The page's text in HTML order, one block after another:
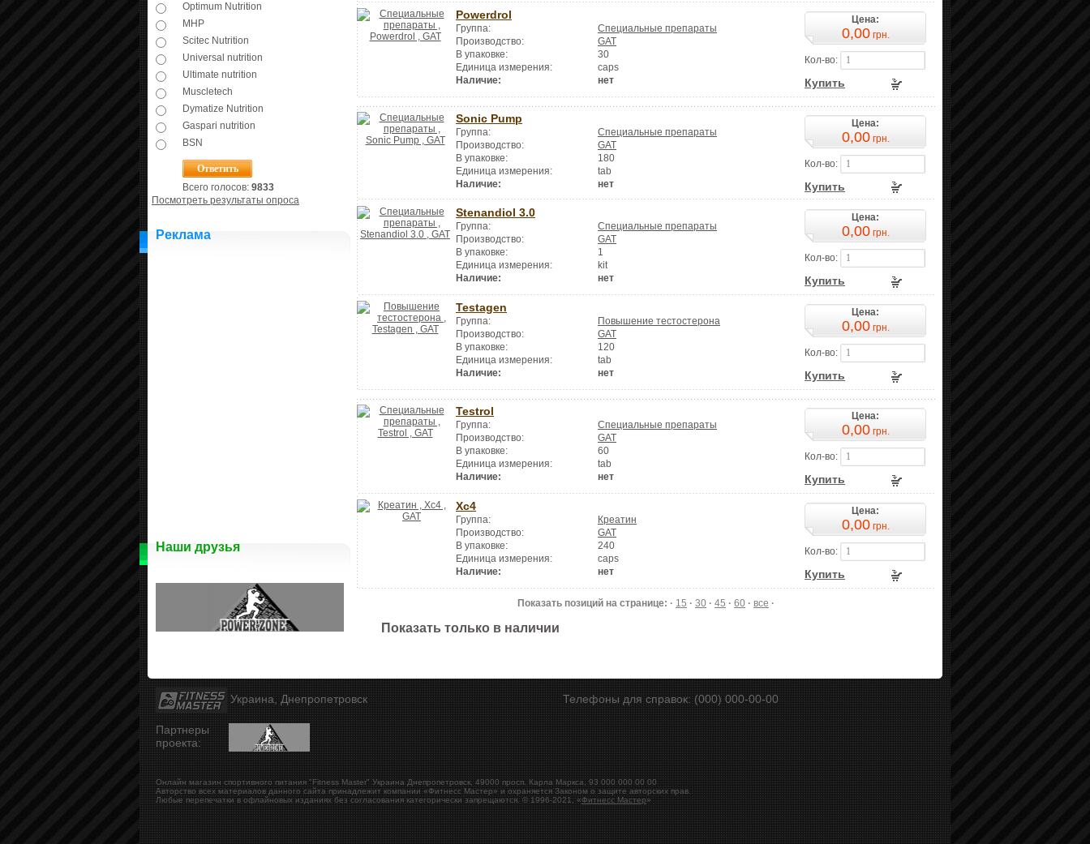
Optimum Nutrition
MHP
Scitec Nutrition
Universal nutrition
Ultimate nutrition
Muscletech
Dymatize Nutrition
Gaspari nutrition
BSN
Всего голосов: 9833
Посмотреть результаты опроса
Реклама
Наши друзья
Powerdrol
Группа:
Специальные препараты
Производство:
GAT
В упаковке:
30
Единица измерения:
caps
Наличие:
нет
Цена:
0,00грн.
Кол-во:
Купить
Sonic Pump
Группа:
Специальные препараты
Производство:
GAT
В упаковке:
180
Единица измерения:
tab
Наличие:
нет
Цена:
0,00грн.
Кол-во:
Купить
Stenandiol 3.0
Группа:
Специальные препараты
Производство:
GAT
В упаковке:
1
Единица измерения:
kit
Наличие:
нет
Цена:
0,00грн.
Кол-во:
Купить
Testagen
Группа:
Повышение тестостерона
Производство:
GAT
В упаковке:
120
Единица измерения:
tab
Наличие:
нет
Цена:
0,00грн.
Кол-во:
Купить
Testrol
Группа:
Специальные препараты
Производство:
GAT
В упаковке:
60
Единица измерения:
tab
Наличие:
нет
Цена:
0,00грн.
Кол-во:
Купить
Xc4
Группа:
Креатин
Производство:
GAT
В упаковке:
240
Единица измерения:
caps
Наличие:
нет
Цена:
0,00грн.
Кол-во:
Купить
Показать позиций на странице: · 15 · 30 · 45 · 60 · все ·
Показать только в наличии
Украина, Днепропетровск Телефоны для справок: (000) 000-00-00
Партнеры
проекта:
Онлайн магазин спортивного питания "Fitness Master" Украина Днепропетровск, 49000 просп. Карла Маркса, 93 000 000 00 00
Авторство всех материалов данного сайта принадлежит компании «Фитнесс Мастер» и охраняется Законом о защите авторских прав.
Любые перепечатки в офлайновых изданиях без согласования категорически запрещаются. © 1996-2021, «Фитнесс Мастер»